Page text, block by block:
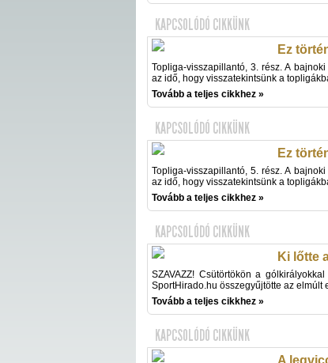
KAPCSOLÓDÓ CIKKÜNK
Ez
Topliga-visszapillantó, 3. rész. A
az idő, hogy visszatekintsünk a
Tovább a teljes cikkhez »
KAPCSOLÓDÓ CIKKÜNK
Ez
Topliga-visszapillantó, 5. rész. A
az idő, hogy visszatekintsünk a
Tovább a teljes cikkhez »
KAPCSOLÓDÓ CIKKÜNK
Ki lőtte
SZAVAZZ! Csütörtökön a
SportHirado.hu összegyűjtötte az elmúlt
Tovább a teljes cikkhez »
KAPCSOLÓDÓ CIKKÜNK
A